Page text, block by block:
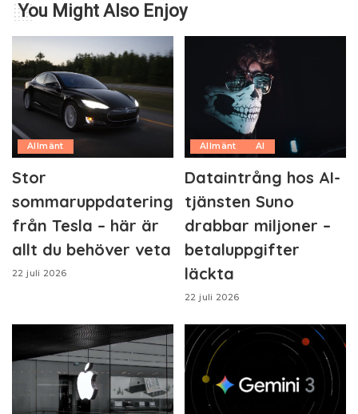
You Might Also Enjoy
Allmänt
Stor
sommaruppdatering
från Tesla – här är
allt du behöver veta
22 juli 2026
Allmänt AI
Dataintrång hos AI-
tjänsten Suno
drabbar miljoner –
betaluppgifter
läckta
22 juli 2026